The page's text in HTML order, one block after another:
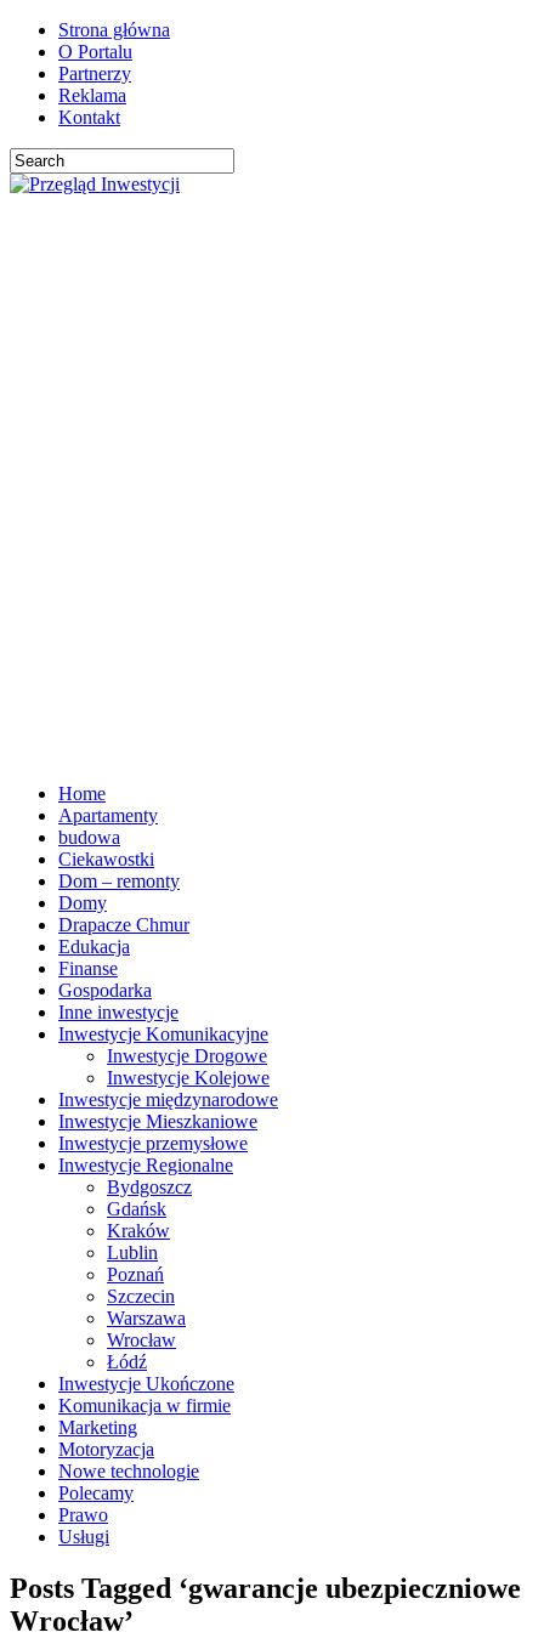
Strona główna
O Portalu
Partnerzy
Reklama
Kontakt
Home
Apartamenty
budowa
Ciekawostki
Dom – remonty
Domy
Drapacze Chmur
Edukacja
Finanse
Gospodarka
Inne inwestycje
Inwestycje Komunikacyjne
Inwestycje Drogowe
Inwestycje Kolejowe
Inwestycje międzynarodowe
Inwestycje Mieszkaniowe
Inwestycje przemysłowe
Inwestycje Regionalne
Bydgoszcz
Gdańsk
Kraków
Lublin
Poznań
Szczecin
Warszawa
Wrocław
Łódź
Inwestycje Ukończone
Komunikacja w firmie
Marketing
Motoryzacja
Nowe technologie
Polecamy
Prawo
Usługi
Posts Tagged ‘gwarancje ubezpieczniowe
Wrocław’